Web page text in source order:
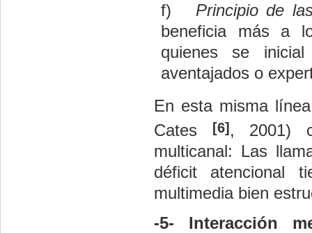
f)
Principio de
beneficia más a
quienes se
aventajados o
En esta misma
Cates
[6], 2001)
multicanal: Las
déficit atencional
multimedia bien
-5- Interacción